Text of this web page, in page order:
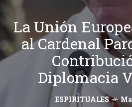
La Unión
al Cardenal
Diplomacia
ESPIRITUALES